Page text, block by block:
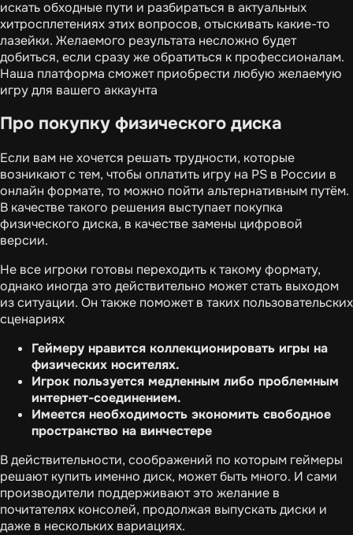
искать обходные пути и разбираться в актуальных
хитросплетениях этих вопросов, отыскивать какие-то
лазейки. Желаемого результата несложно будет
добиться, если сразу же обратиться к профессионалам.
Наша платформа сможет приобрести любую желаемую
игру для вашего аккаунта
Про покупку физического диска
Если вам не хочется решать трудности, которые
возникают с тем, чтобы оплатить игру на PS в России в
онлайн формате, то можно пойти альтернативным путём.
В качестве такого решения выступает покупка
физического диска, в качестве замены цифровой
версии.
Не все игроки готовы переходить к такому формату,
однако иногда это действительно может стать выходом
из ситуации. Он также поможет в таких пользовательских
сценариях
Геймеру нравится коллекционировать игры на
физических носителях.
Игрок пользуется медленным либо проблемным
интернет-соединением.
Имеется необходимость экономить свободное
пространство на винчестере
В действительности, соображений по которым геймеры
решают купить именно диск, может быть много. И сами
производители поддерживают это желание в
почитателях консолей, продолжая выпускать диски и
даже в нескольких вариациях.